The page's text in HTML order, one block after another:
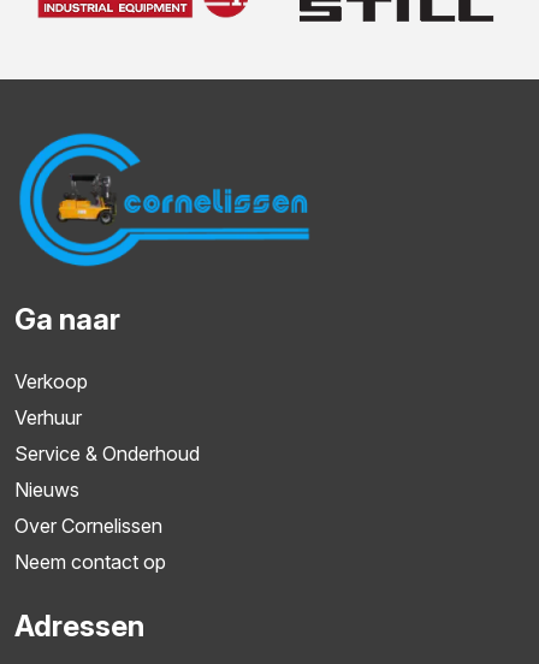
Ga naar
Verkoop
Verhuur
Service & Onderhoud
Nieuws
Over Cornelissen
Neem contact op
Adressen